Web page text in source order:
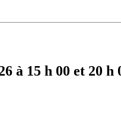
à 15 h 00 et 20 h